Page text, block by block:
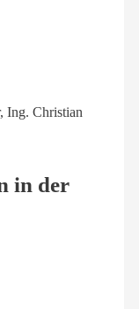
Ing. Christian
in der